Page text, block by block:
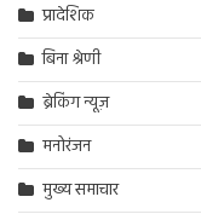
प्रादेशिक
बिना श्रेणी
ब्रेकिंग न्यूज़
मनोरंजन
मुख्य समाचार